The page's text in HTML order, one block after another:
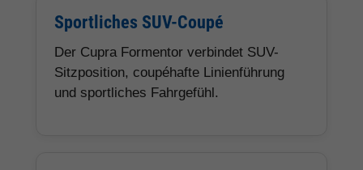
Sportliches SUV-Coupé
Der Cupra Formentor verbindet SUV-
Sitzposition, coupéhafte Linienführung
und sportliches Fahrgefühl.